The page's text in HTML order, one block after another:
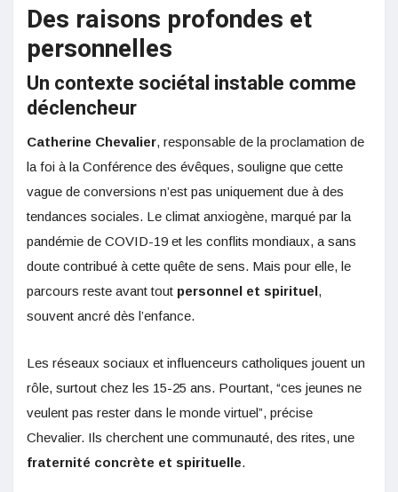
Des raisons profondes et
personnelles
Un contexte sociétal instable comme
déclencheur
Catherine Chevalier, responsable de la proclamation de
la foi à la Conférence des évêques, souligne que cette
vague de conversions n’est pas uniquement due à des
tendances sociales. Le climat anxiogène, marqué par la
pandémie de COVID-19 et les conflits mondiaux, a sans
doute contribué à cette quête de sens. Mais pour elle, le
parcours reste avant tout personnel et spirituel,
souvent ancré dès l’enfance.
Les réseaux sociaux et influenceurs catholiques jouent un
rôle, surtout chez les 15-25 ans. Pourtant, “ces jeunes ne
veulent pas rester dans le monde virtuel”, précise
Chevalier. Ils cherchent une communauté, des rites, une
fraternité concrète et spirituelle.